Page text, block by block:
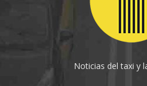
Noticias del taxi y